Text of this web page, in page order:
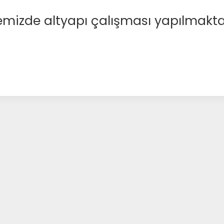
altyapı çalışması